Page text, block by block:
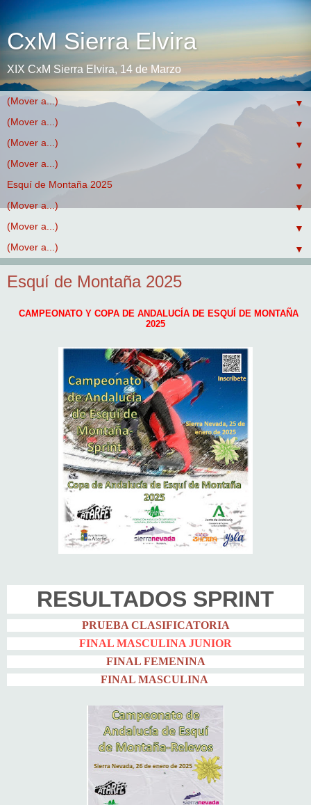
CxM Sierra Elvira
XIX CxM Sierra Elvira, 14 de Marzo
▼
▼
▼
▼
▼
▼
▼
▼
Esquí de Montaña 2025
CAMPEONATO Y COPA DE ANDALUCÍA DE ESQUÍ DE MONTAÑA
2025
RESULTADOS SPRINT
PRUEBA CLASIFICATORIA
FINAL MASCULINA JUNIOR
FINAL FEMENINA
FINAL MASCULINA